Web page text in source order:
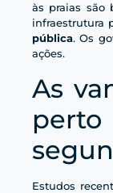
às praias são
infraestrutura
pública. Os
ações.
As
Estudos